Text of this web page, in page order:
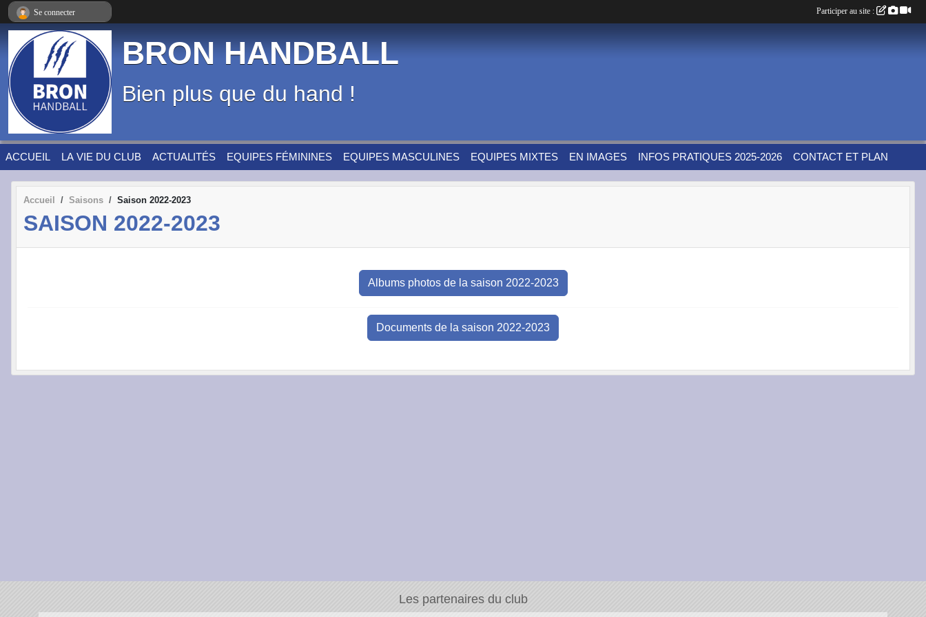
BRON HANDBALL
Bien plus que du hand !
ACCUEIL LA VIE DU CLUB ACTUALITÉS EQUIPES FÉMININES EQUIPES MASCULINES EQUIPES MIXTES EN IMAGES INFOS PRATIQUES 2025-2026 CONTACT ET PLAN
Accueil Saisons Saison 2022-2023
SAISON 2022-2023
Albums photos de la saison 2022-2023
Documents de la saison 2022-2023
Les partenaires du club
Se connecter Participer au site :
Panneau de gestion des cookies